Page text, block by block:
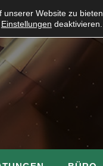
Website zu bieten.
Einstellungen deaktivieren.